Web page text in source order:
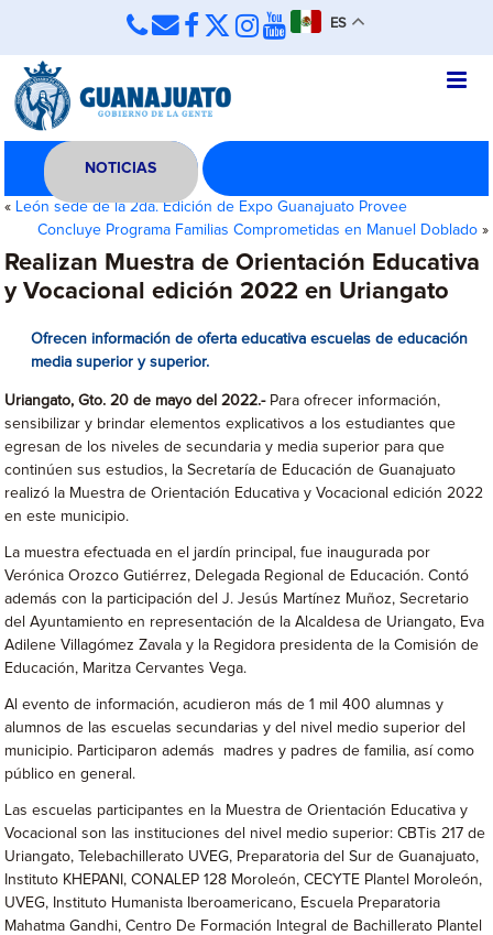
ES
NOTICIAS
« León sede de la 2da. Edición de Expo Guanajuato Provee
Concluye Programa Familias Comprometidas en Manuel Doblado»
Realizan Muestra de Orientación Educativa
y Vocacional edición 2022 en Uriangato
Ofrecen información de oferta educativa escuelas de educación
media superior y superior.
Uriangato, Gto. 20 de mayo del 2022.-Para ofrecer información,
sensibilizar y brindar elementos explicativos a los estudiantes que
egresan de los niveles de secundaria y media superior para que
continúen sus estudios, la Secretaría de Educación de Guanajuato
realizó la Muestra de Orientación Educativa y Vocacional edición 2022
en este municipio.
La muestra efectuada en el jardín principal, fue inaugurada por
Verónica Orozco Gutiérrez, Delegada Regional de Educación. Contó
además con la participación del J. Jesús Martínez Muñoz, Secretario
del Ayuntamiento en representación de la Alcaldesa de Uriangato, Eva
Adilene Villagómez Zavala y la Regidora presidenta de la Comisión de
Educación, Maritza Cervantes Vega.
Al evento de información, acudieron más de 1 mil 400 alumnas y
alumnos de las escuelas secundarias y del nivel medio superior del
municipio. Participaron además madres y padres de familia, así como
público en general.
Las escuelas participantes en la Muestra de Orientación Educativa y
Vocacional son las instituciones del nivel medio superior: CBTis 217 de
Uriangato, Telebachillerato UVEG, Preparatoria del Sur de Guanajuato,
Instituto KHEPANI, CONALEP 128 Moroleón, CECYTE Plantel Moroleón,
UVEG, Instituto Humanista Iberoamericano, Escuela Preparatoria
Mahatma Gandhi, Centro De Formación Integral de Bachillerato Plantel